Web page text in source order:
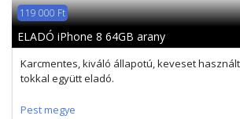
119 000 Ft
ELADÓ iPhone 8 64GB arany
Karcmentes, kiváló állapotú, keveset
tokkal együtt eladó.
Pest megye